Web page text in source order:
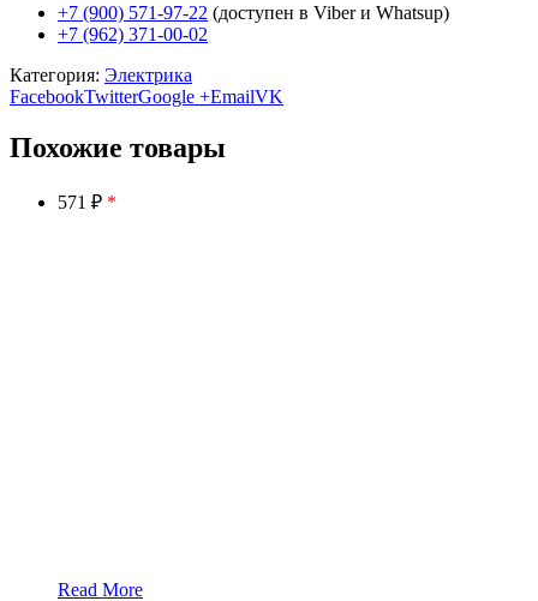
+7 (900) 571-97-22 (доступен в Viber и Whatsup)
+7 (962) 371-00-02
Категория: Электрика
FacebookTwitterGoogle +EmailVK
Похожие товары
571 ₽ *
Read More